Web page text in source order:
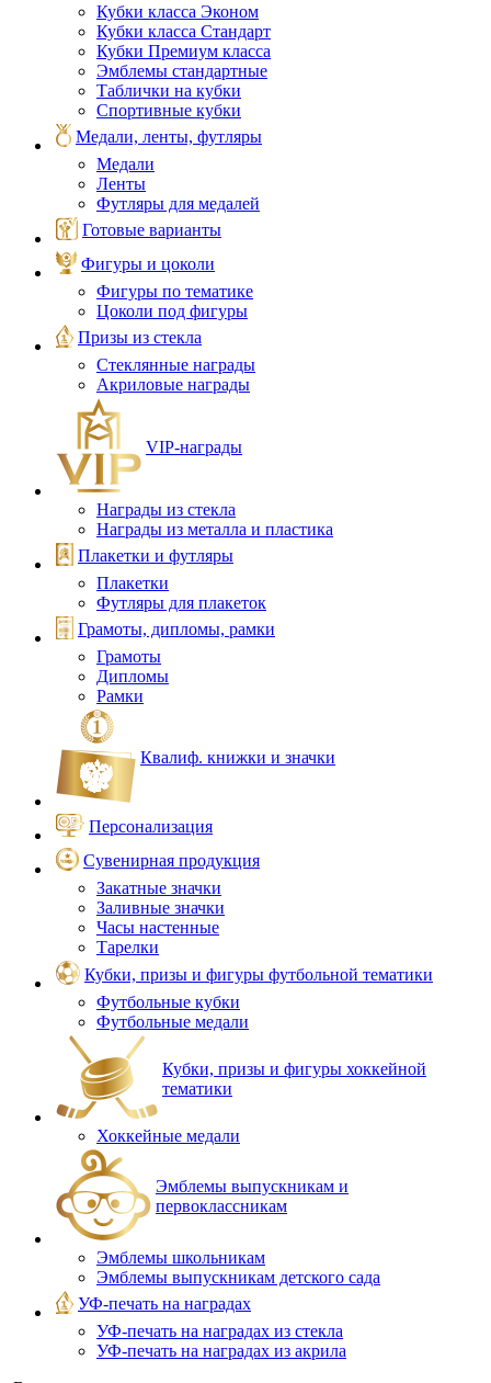
Кубки класса Эконом
Кубки класса Стандарт
Кубки Премиум класса
Эмблемы стандартные
Таблички на кубки
Спортивные кубки
Медали, ленты, футляры
Медали
Ленты
Футляры для медалей
Готовые варианты
Фигуры и цоколи
Фигуры по тематике
Цоколи под фигуры
Призы из стекла
Стеклянные награды
Акриловые награды
VIP‑награды
Награды из стекла
Награды из металла и пластика
Плакетки и футляры
Плакетки
Футляры для плакеток
Грамоты, дипломы, рамки
Грамоты
Дипломы
Рамки
Квалиф. книжки и значки
Персонализация
Сувенирная продукция
Закатные значки
Заливные значки
Часы настенные
Тарелки
Кубки, призы и фигуры футбольной тематики
Футбольные кубки
Футбольные медали
Кубки, призы и фигуры хоккейной
тематики
Хоккейные медали
Эмблемы выпускникам и
первоклассникам
Эмблемы школьникам
Эмблемы выпускникам детского сада
УФ-печать на наградах
УФ‑печать на наградах из стекла
УФ-печать на наградах из акрила